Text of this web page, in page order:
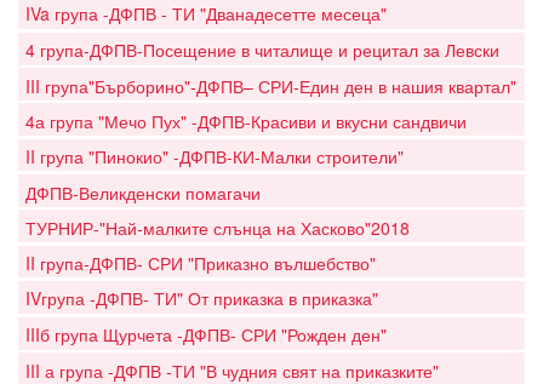
IVa група -ДФПВ - ТИ "Дванадесетте месеца"
4 група-ДФПВ-Посещение в читалище и рецитал за Левски
III група"Бърборино"-ДФПВ– СРИ-Един ден в нашия квартал"
4а група "Мечо Пух" -ДФПВ-Красиви и вкусни сандвичи
II група "Пинокио" -ДФПВ-КИ-Малки строители"
ДФПВ-Великденски помагачи
ТУРНИР-"Най-малките слънца на Хасково"2018
II група-ДФПВ- СРИ "Приказно вълшебство"
IVгрупа -ДФПВ- ТИ" От приказка в приказка"
IIIб група Щурчета -ДФПВ- СРИ "Рожден ден"
III а група -ДФПВ -ТИ "В чудния свят на приказките"